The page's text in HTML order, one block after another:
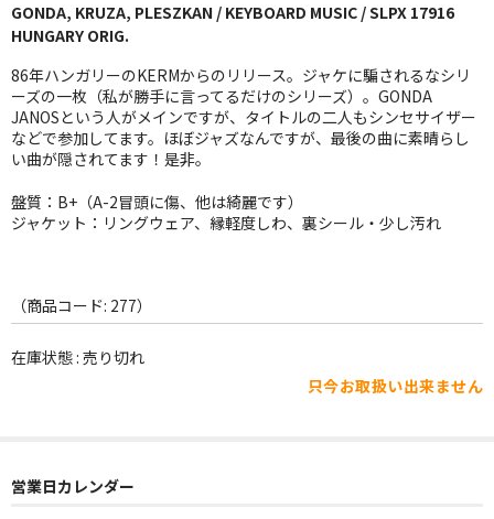
JAZZ-EU
JAZZ-JP
JAZZ-VOCAL
J-POP
ROCK
WORLD
その他
Webのみ no.1
GONDA, KRUZA, PLESZKAN / KEYBOARD MUSIC / SLPX 17916
HUNGARY ORIG.
86年ハンガリーのKERMからのリリース。ジャケに騙されるなシリ
ーズの一枚（私が勝手に言ってるだけのシリーズ）。GONDA
JANOSという人がメインですが、タイトルの二人もシンセサイザー
などで参加してます。ほぼジャズなんですが、最後の曲に素晴らし
い曲が隠されてます！是非。
盤質：B+（A-2冒頭に傷、他は綺麗です）
ジャケット：リングウェア、縁軽度しわ、裏シール・少し汚れ
（商品コード: 277）
在庫状態 : 売り切れ
只今お取扱い出来ません
営業日カレンダー